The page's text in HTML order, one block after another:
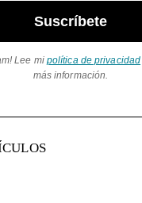
Suscríbete
Lee mi política de privacidad
más información.